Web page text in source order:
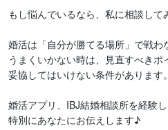
もし悩んでいるなら、私に相談して
婚活は「自分が勝てる場所」で戦わ
うまくいかない時は、見直すべきポ
妥協してはいけない条件があります。
婚活アプリ、IBJ結婚相談所を経験
特別にあなたにお伝えします♪